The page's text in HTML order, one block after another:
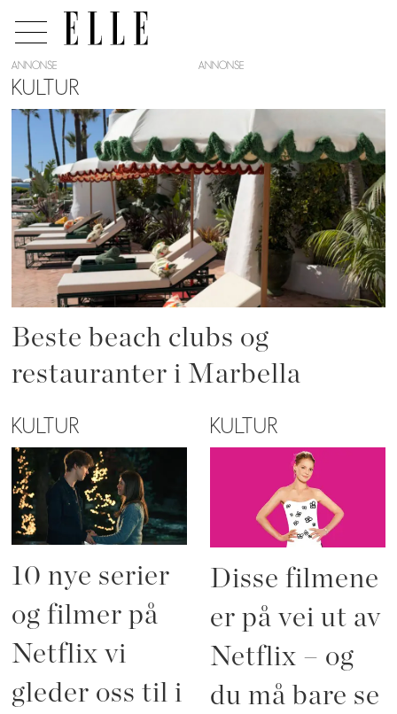
Tag:
kultur
ANNONSE
KULTUR
Beste beach clubs og
restauranter i Marbella
KULTUR
10 nye serier
og filmer på
Netflix vi
gleder oss til i
KULTUR
Disse filmene
er på vei ut av
Netflix – og
du må bare se